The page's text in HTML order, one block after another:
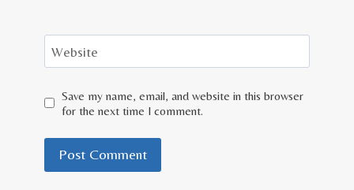
Website
Save my name, email, and website in this browser
for the next time I comment.